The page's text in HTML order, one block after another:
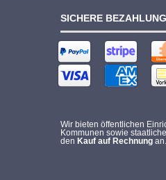
SICHERE BEZAHLUNG
Wir bieten öffentlichen
Kommunen sowie
den Kauf auf Rechnungan.